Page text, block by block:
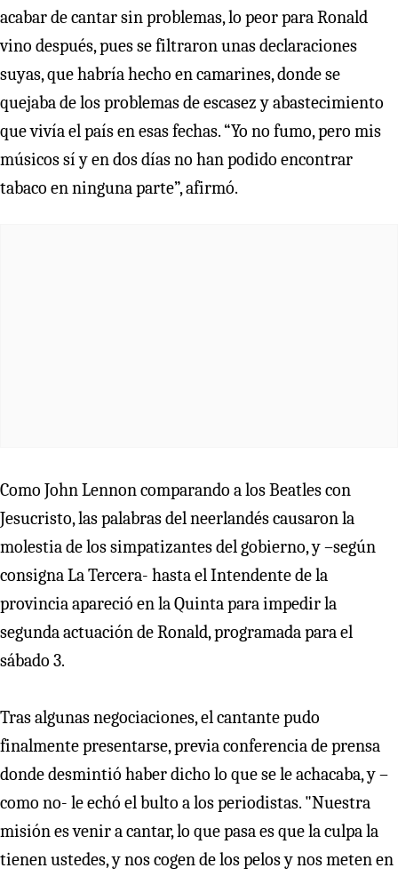
acabar de cantar sin problemas, lo peor para Ronald
vino después, pues se filtraron unas declaraciones
suyas, que habría hecho en camarines, donde se
quejaba de los problemas de escasez y abastecimiento
que vivía el país en esas fechas. “Yo no fumo, pero mis
músicos sí y en dos días no han podido encontrar
tabaco en ninguna parte”, afirmó.
Como John Lennon comparando a los Beatles con
Jesucristo, las palabras del neerlandés causaron la
molestia de los simpatizantes del gobierno, y –según
consigna La Tercera- hasta el Intendente de la
provincia apareció en la Quinta para impedir la
segunda actuación de Ronald, programada para el
sábado 3.
Tras algunas negociaciones, el cantante pudo
finalmente presentarse, previa conferencia de prensa
donde desmintió haber dicho lo que se le achacaba, y –
como no- le echó el bulto a los periodistas. "Nuestra
misión es venir a cantar, lo que pasa es que la culpa la
tienen ustedes, y nos cogen de los pelos y nos meten en